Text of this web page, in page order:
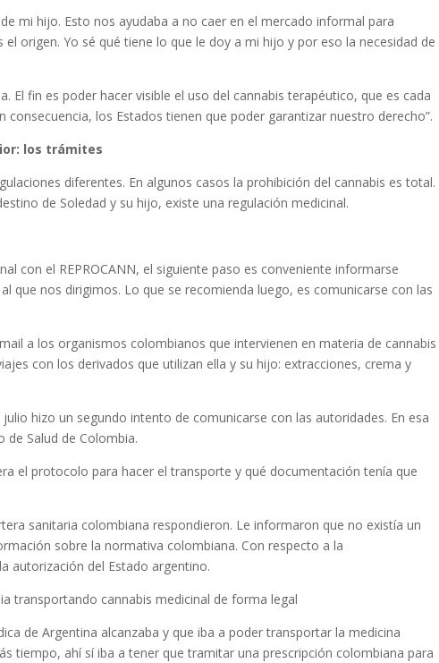
mi hijo. Esto nos ayudaba a no caer en el mercado informal para
origen. Yo sé qué tiene lo que le doy a mi hijo y por eso la necesidad de
El fin es poder hacer visible el uso del cannabis terapéutico, que es cada
los Estados tienen que poder garantizar nuestro derecho”.
los trámites
diferentes. En algunos casos la prohibición del cannabis es total.
de Soledad y su hijo, existe una regulación medicinal.
con el REPROCANN, el siguiente paso es conveniente informarse
que nos dirigimos. Lo que se recomienda luego, es comunicarse con las
a los organismos colombianos que intervienen en materia de cannabis
con los derivados que utilizan ella y su hijo: extracciones, crema y
hizo un segundo intento de comunicarse con las autoridades. En esa
Salud de Colombia.
el protocolo para hacer el transporte y qué documentación tenía que
sanitaria colombiana respondieron. Le informaron que no existía un
sobre la normativa colombiana. Con respecto a la
autorización del Estado argentino.
transportando cannabis medicinal de forma legal
de Argentina alcanzaba y que iba a poder transportar la medicina
tiempo, ahí sí iba a tener que tramitar una prescripción colombiana para